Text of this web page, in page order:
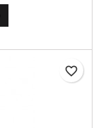
favorite_border